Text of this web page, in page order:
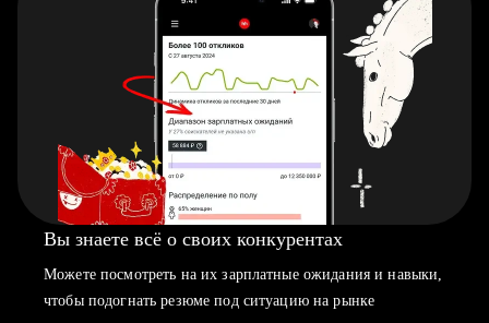
Вы знаете всё о своих конкурентах
Можете посмотреть на их зарплатные ожидания и навыки,
чтобы подогнать резюме под ситуацию на рынке